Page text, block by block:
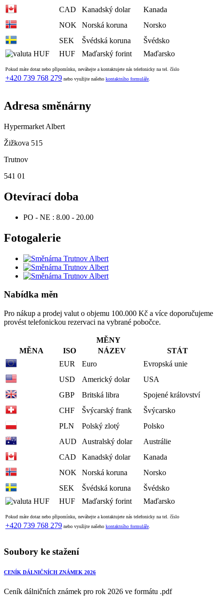
CAD
Kanadský dolar
Kanada
NOK
Norská koruna
Norsko
SEK
Švédská koruna
Švédsko
HUF
Maďarský forint Maďarsko
Pokud máte dotaz nebo připomínku, neváhejte a kontaktujete nás telefonicky na tel. číslo
+420 739 768 279 nebo využijte našeho kontaktního formuláře.
Adresa směnárny
Hypermarket Albert
Žižkova 515
Trutnov
541 01
Otevírací doba
PO - NE : 8.00 - 20.00
Fotogalerie
Nabídka měn
Pro nákup a prodej valut o objemu 100.000 Kč a více doporučujeme
provést telefonickou rezervaci na vybrané pobočce.
MĚNY
MĚNA
ISO NÁZEV
STÁT
EUR
Euro
Evropská unie
USD
Americký dolar
USA
GBP
Britská libra
Spojené království
CHF
Švýcarský frank
Švýcarsko
PLN
Polský zlotý
Polsko
AUD
Australský dolar
Austrálie
CAD
Kanadský dolar
Kanada
NOK
Norská koruna
Norsko
SEK
Švédská koruna
Švédsko
HUF
Maďarský forint Maďarsko
Pokud máte dotaz nebo připomínku, neváhejte a kontaktujete nás telefonicky na tel. číslo
+420 739 768 279 nebo využijte našeho kontaktního formuláře
Soubory ke stažení
CENÍK DÁLNIČNÍCH ZNÁMEK 2026
Ceník dálničních známek pro rok 2026 ve formátu .pdf